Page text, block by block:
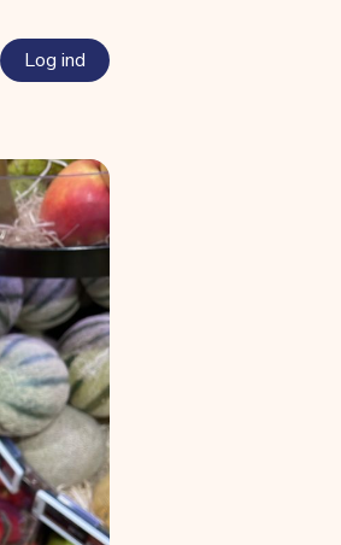
Log ind